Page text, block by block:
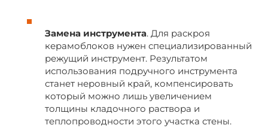
Замена инструмента. Для раскроя
керамоблоков нужен специализированный
режущий инструмент. Результатом
использования подручного инструмента
станет неровный край, компенсировать
который можно лишь увеличением
толщины кладочного раствора и
теплопроводности этого участка стены.